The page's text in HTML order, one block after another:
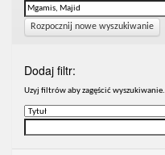
Rozpocznij nowe wyszukiwanie
Dodaj filtr:
Uzyj filtrów aby zagęścić wyszukiwanie.